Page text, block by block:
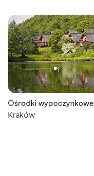
Ośrodki wypoczynkowe
Kraków